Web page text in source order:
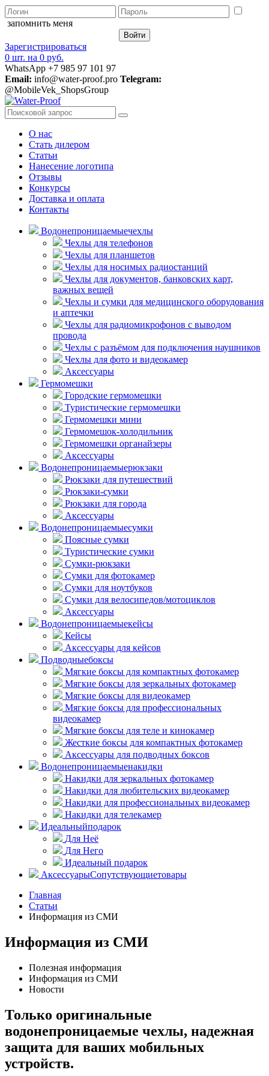
запомнить меня
Зарегистрироваться
0 шт. на 0 руб.
WhatsApp +7 985 97 101 97
Email: info@water-proof.pro Telegram:
@MobileVek_ShopsGroup
О нас
Стать дилером
Статьи
Нанесение логотипа
Отзывы
Конкурсы
Доставка и оплата
Контакты
Водонепроницаемыечехлы
Чехлы для телефонов
Чехлы для планшетов
Чехлы для носимых радиостанций
Чехлы для документов, банковских карт,
важных вещей
Чехлы и сумки для медицинского оборудования
и аптечки
Чехлы для радиомикрофонов с выводом
провода
Чехлы с разъёмом для подключения наушников
Чехлы для фото и видеокамер
Аксессуары
Гермомешки
Городские гермомешки
Туристические гермомешки
Гермомешки мини
Гермомешок-холодильник
Гермомешки органайзеры
Аксессуары
Водонепроницаемыерюкзаки
Рюкзаки для путешествий
Рюкзаки-сумки
Рюкзаки для города
Аксессуары
Водонепроницаемыесумки
Поясные сумки
Туристические сумки
Сумки-рюкзаки
Сумки для фотокамер
Сумки для ноутбуков
Сумки для велосипедов/мотоциклов
Аксессуары
Водонепроницаемыекейсы
Кейсы
Аксессуары для кейсов
Подводныебоксы
Мягкие боксы для компактных фотокамер
Мягкие боксы для зеркальных фотокамер
Мягкие боксы для видеокамер
Мягкие боксы для профессиональных
видеокамер
Мягкие боксы для теле и кинокамер
Жесткие боксы для компактных фотокамер
Аксессуары для подводных боксов
Водонепроницаемыенакидки
Накидки для зеркальных фотокамер
Накидки для любительских видеокамер
Накидки для профессиональных видеокамер
Накидки для телекамер
Идеальныйподарок
Для Неё
Для Него
Идеальный подарок
АксессуарыСопутствующиетовары
Главная
Статьи
Информация из СМИ
Информация из СМИ
Полезная информация
Информация из СМИ
Новости
Только оригинальные
водонепроницаемые чехлы, надежная
защита для ваших мобильных
устройств.